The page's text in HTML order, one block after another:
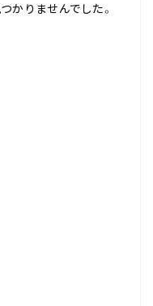
かりませんでした。